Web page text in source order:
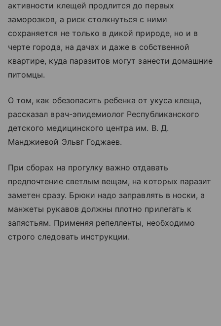
активности клещей продлится до первых
заморозков, а риск столкнуться с ними
сохраняется не только в дикой природе, но и в
черте города, на дачах и даже в собственной
квартире, куда паразитов могут занести домашние
питомцы.
О том, как обезопасить ребенка от укуса клеща,
рассказал врач-эпидемиолог Республиканского
детского медицинского центра им. В. Д.
Манджиевой Эльвг Годжаев.
При сборах на прогулку важно отдавать
предпочтение светлым вещам, на которых паразит
заметен сразу. Брюки надо заправлять в носки, а
манжеты рукавов должны плотно прилегать к
запястьям. Применяя репелленты, необходимо
строго следовать инструкции.